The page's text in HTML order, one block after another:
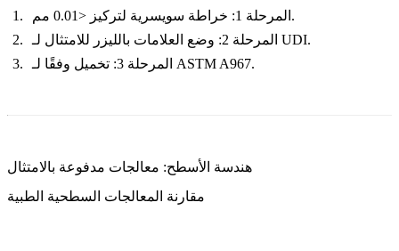
المرحلة 1 : خراطة سويسرية لتركيز <0.01 مم.
المرحلة 2 : وضع العلامات بالليزر للامتثال لـ UDI.
المرحلة 3 : تخميل وفقًا لـ ASTM A967.
هندسة الأسطح: معالجات مدفوعة بالامتثال
مقارنة المعالجات السطحية الطبية